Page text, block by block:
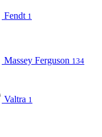
Fendt 1
Massey Ferguson 134
Valtra 1